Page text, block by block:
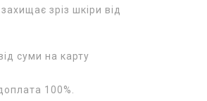
зріз шкіри від
суми на карту
100%.